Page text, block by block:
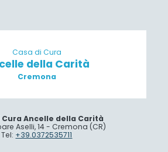
Casa di Cura
della Carità
Cremona
Cura Ancelle della Carità
Aselli, 14 - Cremona (CR)
Tel: +39.0372535711